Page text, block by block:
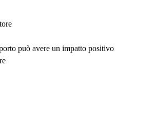
può avere un impatto positivo